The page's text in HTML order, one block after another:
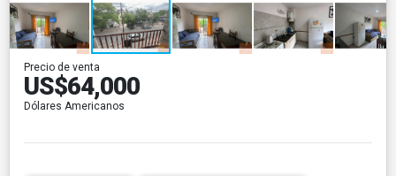
Precio de venta
US$64,000
Dólares Americanos